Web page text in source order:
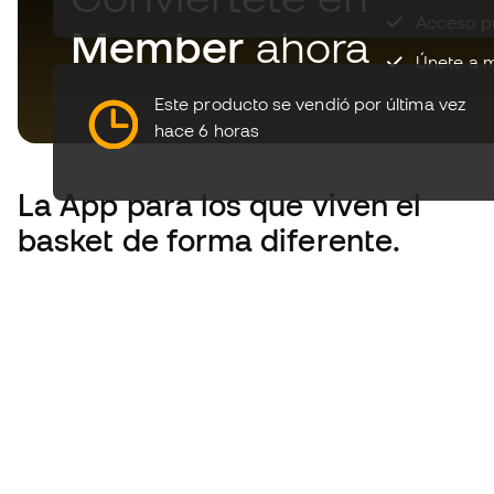
Este producto se vendió por última vez
hace 6 horas
Member ahora
Acceso
Únete a
La Apppara los que viven el
basket de forma diferente.